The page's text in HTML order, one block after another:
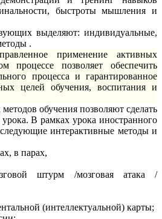
быстроты мышления и
выделяют: индивидуальные,
.
применение активных
процессе позволяет обеспечить
процесса и гарантированное
целей обучения, воспитания и
обучения позволяют сделать
В рамках урока иностранного
интерактивные методы и
в парах,
штурм /мозговая атака /
(интеллектуальной) карты;